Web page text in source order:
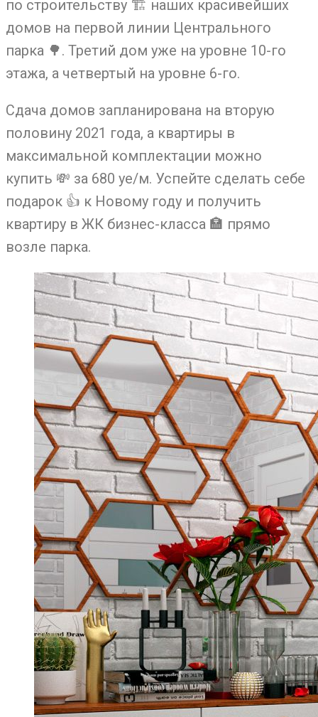
по строительству 🏗 наших красивейших
домов на первой линии Центрального
парка 🌳. Третий дом уже на уровне 10-го
этажа, а четвертый на уровне 6-го.
Сдача домов запланирована на вторую
половину 2021 года, а квартиры в
максимальной комплектации можно
купить 💸 за 680 уе/м. Успейте сделать себе
подарок 👍 к Новому году и получить
квартиру в ЖК бизнес-класса 🏣 прямо
возле парка.